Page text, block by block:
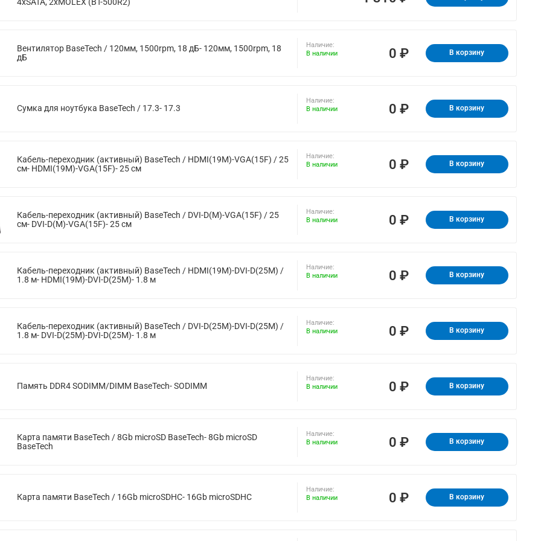
Вентилятор BaseTech / 120мм, 1500rpm, 18 дБ- 120мм, 1500rpm, 18
дБ
Наличие:
В наличии
0 ₽ В корзину
Сумка для ноутбука BaseTech / 17.3- 17.3
Наличие:
В наличии
0 ₽ В корзину
Кабель-переходник (активный) BaseTech / HDMI(19M)-VGA(15F) / 25
см- HDMI(19M)-VGA(15F)- 25 см
Наличие:
В наличии
0 ₽ В корзину
Кабель-переходник (активный) BaseTech / DVI-D(M)-VGA(15F) / 25
см- DVI-D(M)-VGA(15F)- 25 см
Наличие:
В наличии
0 ₽ В корзину
Кабель-переходник (активный) BaseTech / HDMI(19M)-DVI-D(25M) /
1.8 м- HDMI(19M)-DVI-D(25M)- 1.8 м
Наличие:
В наличии
0 ₽ В корзину
Кабель-переходник (активный) BaseTech / DVI-D(25M)-DVI-D(25M) /
1.8 м- DVI-D(25M)-DVI-D(25M)- 1.8 м
Наличие:
В наличии
0 ₽ В корзину
Память DDR4 SODIMM/DIMM BaseTech- SODIMM
Наличие:
В наличии
0 ₽ В корзину
Карта памяти BaseTech / 8Gb microSD BaseTech- 8Gb microSD
BaseTech
Наличие:
В наличии
0 ₽ В корзину
Карта памяти BaseTech / 16Gb microSDHC- 16Gb microSDHC
Наличие:
В наличии
0 ₽ В корзину